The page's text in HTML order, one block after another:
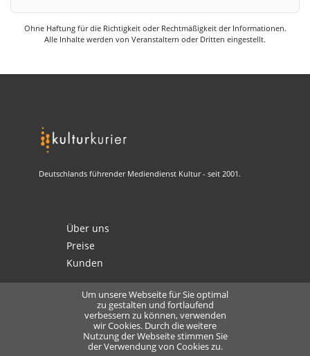
Ohne Haftung für die Richtigkeit oder Rechtmäßigkeit der Informationen.
Alle Inhalte werden von Veranstaltern oder Dritten eingestellt.
Deutschlands führender Mediendienst Kultur - seit 2001.
Über uns
Preise
Kunden
Kontakt
Datenschutz
Um unsere Webseite für Sie optimal
zu gestalten und fortlaufend
verbessern zu können, verwenden
wir Cookies. Durch die weitere
Nutzung der Webseite stimmen Sie
der Verwendung von Cookies zu.